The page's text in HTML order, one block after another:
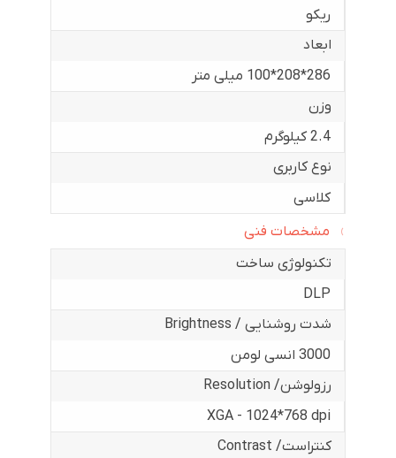
ریکو
ابعاد
286*208*100 میلی متر
وزن
2.4 کیلوگرم
نوع کاربری
کلاسی
مشخصات فنی
تکنولوژی ساخت
DLP
شدت روشنایی / Brightness
3000 انسی لومن
رزولوشن/ Resolution
XGA - 1024*768 dpi
کنتراست/ Contrast